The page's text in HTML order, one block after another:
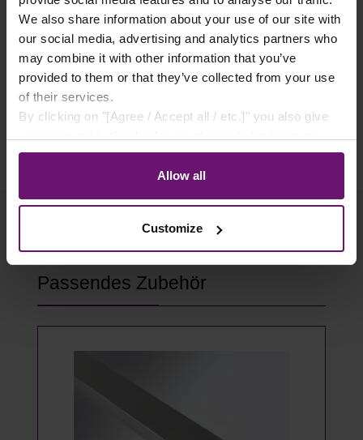
We also share information about your use of our site with
our social media, advertising and analytics partners who
may combine it with other information that you’ve
provided to them or that they’ve collected from your use
of their services.
By clicking on "[Agree / Accept all / etc.]" you also give
store to our partner, shopware AG (Ebbinghoff 10, 48624
Schöppingen, Germany), which cannot assign this data
to you personally, but may process it for its own
Allow all
Customize
✓ Rabatte ab 500€ Warenwert
✓ Käuferschutz
✓ Flexible Zahlungsarten
Produktgalerie überspringen
Passendes Zubehör